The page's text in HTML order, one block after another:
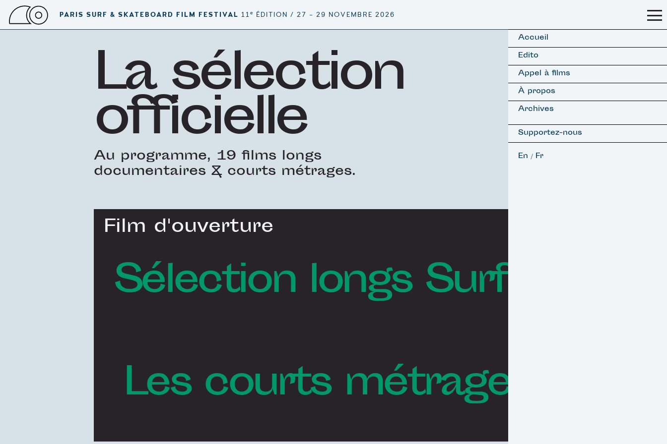
PARIS SURF & SKATEBOARD FILM FESTIVAL 11e ÉDITION / 27 – 29 NOVEMBRE 2026
Accueil
Edito
Appel à films
À propos
Archives
Supportez-nous
En / Fr
La sélection
officielle
Au programme, 19 films longs
documentaires & courts métrages.
Film d'ouverture
Sélection longs Surf
Les courts métrages